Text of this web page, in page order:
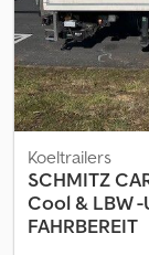
Koeltrailers
SCHMITZ
Cool & LBW -
FAHRBEREIT